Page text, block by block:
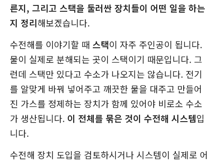
른지, 그리고 스택을 둘러싼 장치들이 어떤 일을 하는
지 정리해보겠습니다.
수전해를 이야기할 때 스택이 자주 주인공이 됩니다.
물이 실제로 분해되는 곳이 스택이기 때문입니다. 그
런데 스택만 있다고 수소가 나오지는 않습니다. 전기
를 알맞게 바꿔 넣어주고 깨끗한 물을 대주고 만들어
진 가스를 정제하는 장치가 함께 있어야 비로소 수소
가 생산됩니다. 이 전체를 묶은 것이 수전해 시스템입
니다.
수전해 장치 도입을 검토하시거나 시스템이 실제로 어